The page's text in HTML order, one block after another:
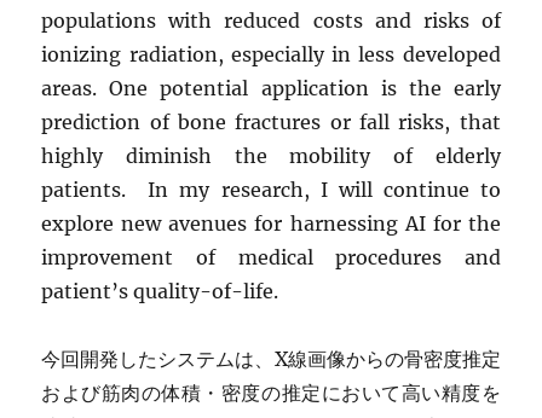
populations with reduced costs and risks of
ionizing radiation, especially in less developed
areas. One potential application is the early
prediction of bone fractures or fall risks, that
highly diminish the mobility of elderly
patients. In my research, I will continue to
explore new avenues for harnessing AI for the
improvement of medical procedures and
patient’s quality-of-life.
今回開発したシステムは、X線画像からの骨密度推定
および筋肉の体積・密度の推定において高い精度を